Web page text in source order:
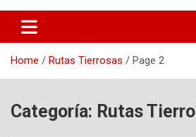
Moto Ruta Mexico
Home Rutas Tierrosas Page 2
Categoría: Rutas